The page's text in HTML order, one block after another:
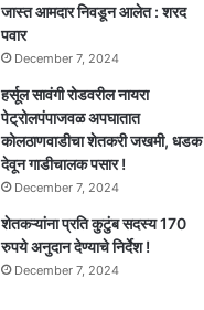
जास्त आमदार निवडून आलेत : शरद
पवार
December 7, 2024
हर्सूल सावंगी रोडवरील नायरा
पेट्रोलपंपाजवळ अपघातात
कोलठाणवाडीचा शेतकरी जखमी, धडक
देवून गाडीचालक पसार !
December 7, 2024
शेतकऱ्यांना प्रति कुटुंब सदस्य 170
रुपये अनुदान देण्याचे निर्देश !
December 7, 2024